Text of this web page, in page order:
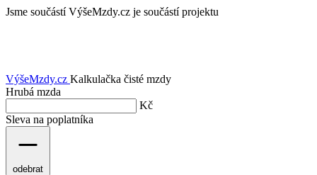
Jsme součástí VýšeMzdy.cz je součástí projektu
VýšeMzdy.cz Kalkulačka čisté mzdy
Hrubá mzda
Kč
Sleva na poplatníka
odebrat